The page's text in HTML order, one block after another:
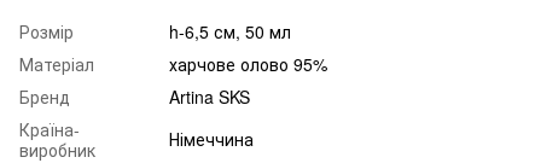
Розмір
h-6,5 см, 50 мл
Матеріал
харчове олово 95%
Бренд
Artina SKS
Країна-
виробник
Німеччина